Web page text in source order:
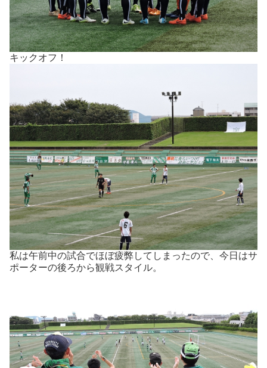
キックオフ！
私は午前中の試合でほぼ疲弊してしまったので、今日はサ
ポーターの後ろから観戦スタイル。